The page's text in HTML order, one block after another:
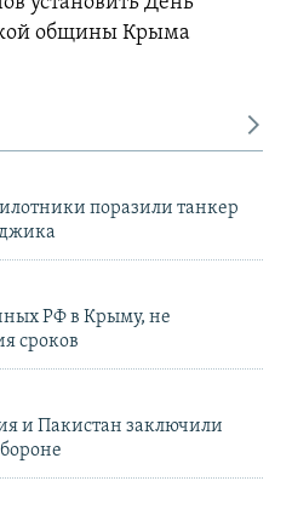
общины Крыма
поразили танкер
РФ в Крыму, не
сроков
и Пакистан заключили